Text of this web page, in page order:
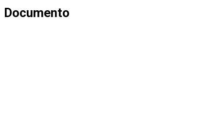
Documento